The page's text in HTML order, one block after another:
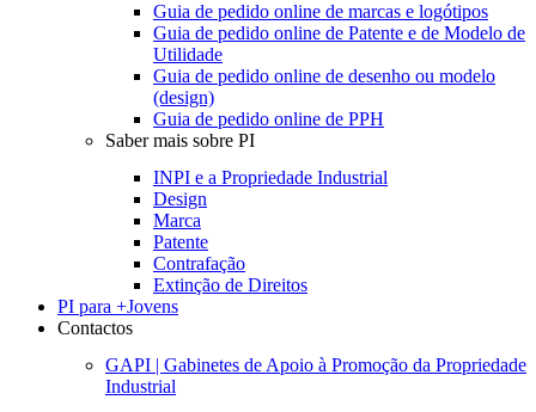
Guia de pedido online de marcas e logótipos
Guia de pedido online de Patente e de Modelo de
Utilidade
Guia de pedido online de desenho ou modelo
(design)
Guia de pedido online de PPH
Saber mais sobre PI
INPI e a Propriedade Industrial
Design
Marca
Patente
Contrafação
Extinção de Direitos
PI para +Jovens
Contactos
GAPI | Gabinetes de Apoio à Promoção da Propriedade
Industrial